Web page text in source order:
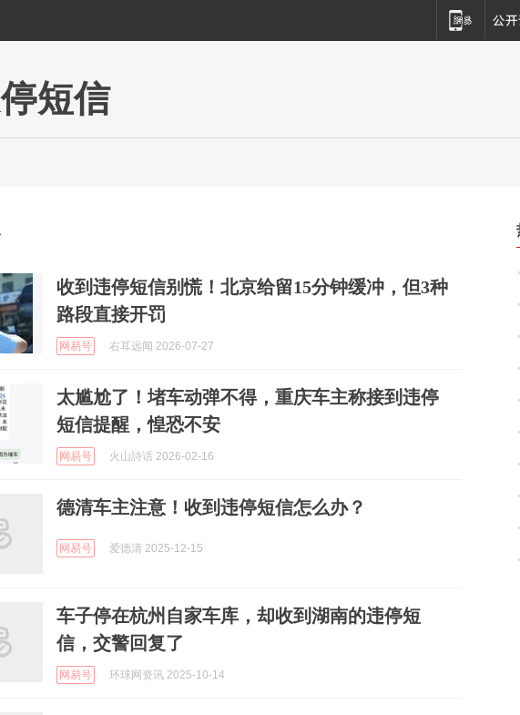
短信
收到违停短信别慌！北京给留15分钟缓冲，但3种
路段直接开罚
网易号 右耳远闻 2026-07-27
太尴尬了！堵车动弹不得，重庆车主称接到违停
短信提醒，惶恐不安
网易号 火山詩话 2026-02-16
德清车主注意！收到违停短信怎么办？
网易号 爱德清 2025-12-15
车子停在杭州自家车库，却收到湖南的违停短
信，交警回复了
网易号 环球网资讯 2025-10-14